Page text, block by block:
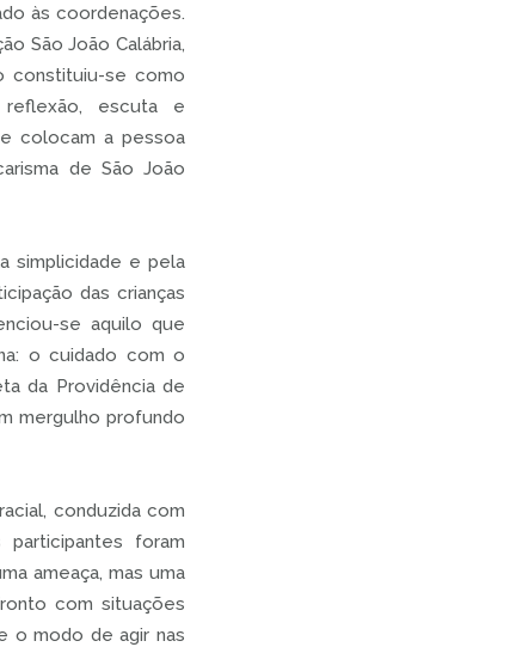
às coordenações.
São João Calábria,
constituiu-se como
escuta e
colocam a pessoa
de São João
simplicidade e pela
das crianças
se aquilo que
o cuidado com o
da Providência de
mergulho profundo
conduzida com
foram
ameaça, mas uma
com situações
o modo de agir nas